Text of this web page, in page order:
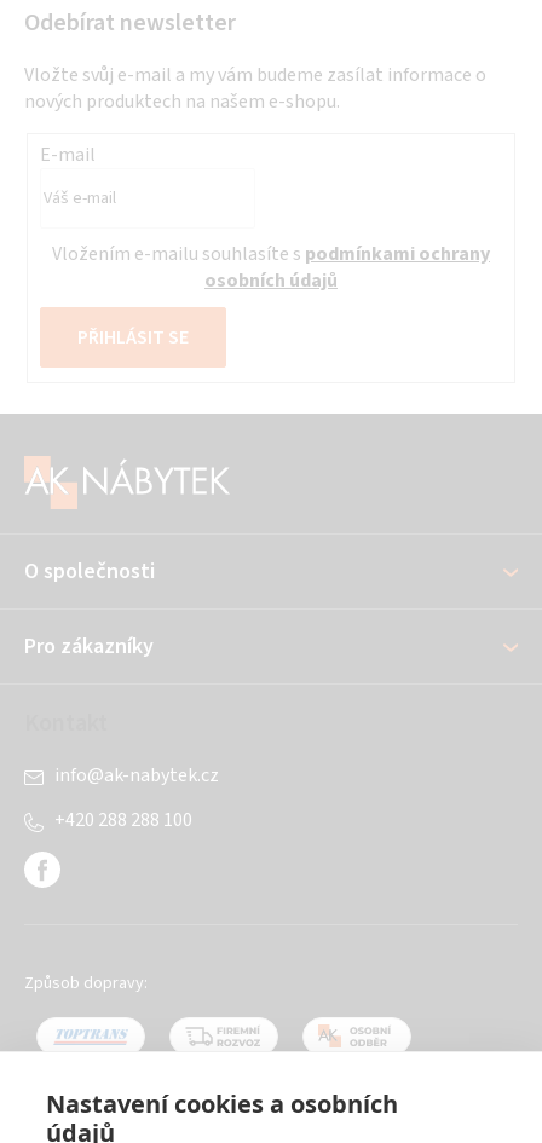
Nastavení cookies a osobních
údajů
v
ý
Odebírat newsletter
Vložte svůj e-mail a my vám budeme zasílat informace o
nových produktech na našem e-shopu.
E-mail
Vložením e-mailu souhlasíte s podmínkami ochrany
osobních údajů
PŘIHLÁSIT SE
O společnosti
Pro zákazníky
info@ak-nabytek.cz
+420 288 288 100
Způsob dopravy: